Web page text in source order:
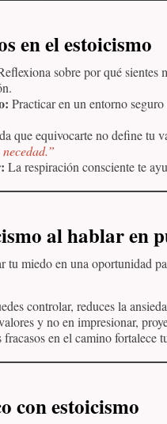
en el estoicismo
sobre por qué sientes
Practicar en un entorno
que equivocarte no define tu
La respiración consciente te
al hablar en
tu miedo en una oportunidad
controlar, reduces la
y no en impresionar,
en el camino fortalece
con estoicismo